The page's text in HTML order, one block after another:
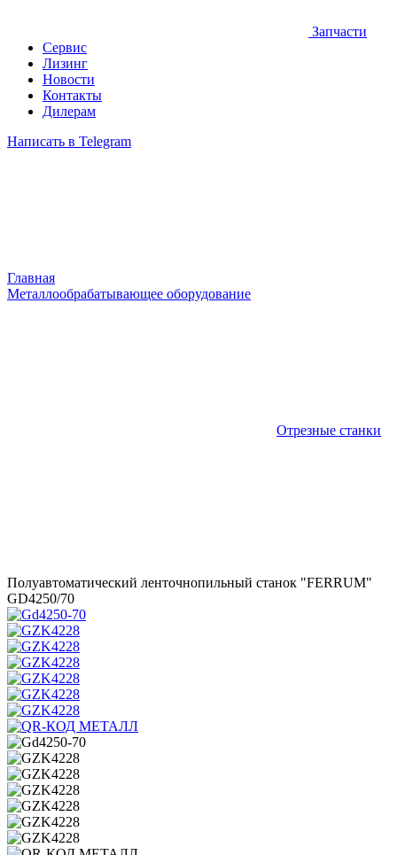
Запчасти
Сервис
Лизинг
Новости
Контакты
Дилерам
Написать в Telegram
Главная
Металлообрабатывающее оборудование
Отрезные станки
Полуавтоматический ленточнопильный станок "FERRUM"
GD4250/70